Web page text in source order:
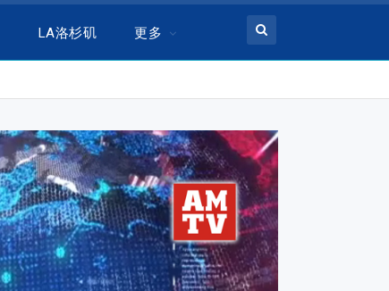
LA洛杉矶 更多